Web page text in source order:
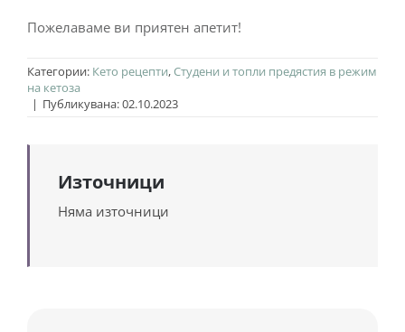
Пожелаваме ви приятен апетит!
Категории: Кето рецепти,Студени и топли предястия в режим
на кетоза
| Публикувана: 02.10.2023
Източници
Няма източници